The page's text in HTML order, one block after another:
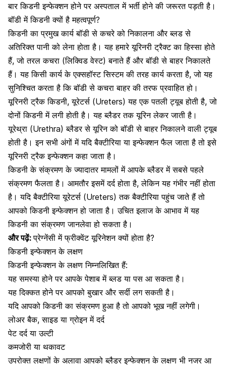
बार किडनी इन्फेक्शन होने पर अस्पताल में भर्ती होने की जरूरत पड़ती है।
बॉडी में किडनी क्यों है महत्वपूर्ण?
किडनी का प्रमुख कार्य बॉडी से कचरे को निकालना और ब्लड से
अतिरिक्त पानी को लेना होता है। यह हमारे यूरिनरी ट्रैक्ट का हिस्सा होते
हैं, जो तरल कचरा (लिक्विड वेस्ट) बनाते हैं और बॉडी से बाहर निकालते
हैं। यह किसी कार्य के एक्सहॉस्ट सिस्टम की तरह कार्य करता है, जो यह
सुनिश्चित करता है कि बॉडी से कचरा बाहर की तरफ प्रवाहित हो।
यूरिनरी ट्रैक किडनी, यूरेटर्स (Ureters) यह एक पतली ट्यूब होती है, जो
दोनों किडनी में लगी होती है। यह ब्लैडर तक यूरिन लेकर जाती है।
यूरेथ्रा (Urethra) ब्लैडर से यूरिन को बॉडी से बाहर निकालने वाली ट्यूब
होती है। इन सभी अंगों में यदि बैक्टीरिया या इन्फेक्शन फैल जाता है तो इसे
यूरिनरी ट्रैक इन्फेक्शन कहा जाता है।
किडनी के संक्रमण के ज्यादातर मामलों में आपके ब्लैडर में सबसे पहले
संक्रमण फैलता है। आमतौर इसमें दर्द होता है, लेकिन यह गंभीर नहीं होता
है। यदि बैक्टीरिया यूरेटर्स (Ureters) तक बैक्टीरिया पहुंच जाते हैं तो
आपको किडनी इन्फेक्शन हो जाता है। उचित इलाज के आभाव में यह
किडनी का संक्रमण जानलेवा हो सकता है।
और पढ़ें:प्रेग्नेंसी में फ्रीक्वेंट यूरिनेशन क्यों होता है?
किडनी इन्फेक्शन के लक्षण
किडनी इन्फेक्शन के लक्षण निम्नलिखित हैं:
यह समस्या होने पर आपके पेशाब में ब्लड या पस आ सकता है।
यह दिक्कत होने पर आपको बुखार और सर्दी लग सकती है।
यदि आपको किडनी का संक्रमण हुआ है तो आपको भूख नहीं लगेगी।
लोअर बैक, साइड या ग्रोइन में दर्द
पेट दर्दया उल्टी
कमजोरी या थकावट
उपरोक्त लक्षणों के अलावा आपको ब्लैडर इन्फेक्शन के लक्षण भी नजर आ